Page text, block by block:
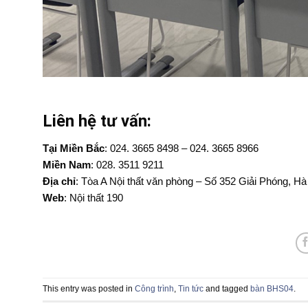
Liên hệ tư vấn:
Tại Miền Bắc: 024. 3665 8498 – 024. 3665 8966
Miền Nam: 028. 3511 9211
Địa chỉ: Tòa A Nội thất văn phòng – Số 352 Giải Phóng,
Web: Nội thất 190
This entry was posted in Công trình Tin tức and tagged bàn BHS04